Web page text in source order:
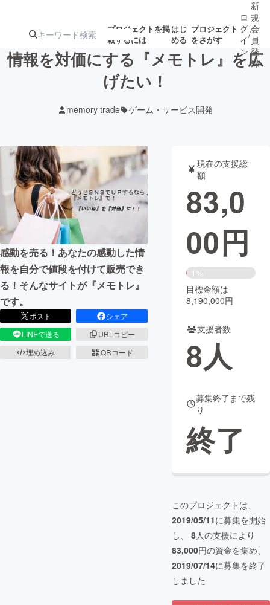
プロジェクトを掲
載するには
はじ
める
プロジェクト
をさがす
ターン
ジェクト
ロジェクト
アート・写真 音楽
テクノロジー・ガジェット ゲーム・
映像・映画 書籍・雑誌
ビジネス・起業 チャレンジ
まちづくり・地域活性化
CAMPFIRE for Social Good
CAMPFIRE Creation
CAMPFIREふるさと納税
コミュニティ
ロ
グ
イ
ン
/
新
規
会
員
登
録
情報を対価にする『メモトレ』を広
げたい！
memory trade ゲーム・サービス開発
感動を売る！あなたの感動した情
報を自分で値段を付けて販売でき
る！そんなサイトが『メモトレ』
です。
ポスト
シェア
LINEで送る
URLコピー
埋め込み
QRコード
現在の支援総
額
83,0
00円
1%
目標金額は
8,190,000円
支援者数
8人
募集終了まで残
り
終了
このプロジェクトは、
2019/05/11に募集を開始
し、 8人の支援により
83,000円の資金を集め、
2019/07/14に募集を終了
しました